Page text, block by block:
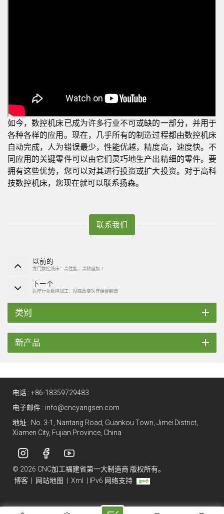
如今，数控机床已成为许多行业不可或缺的一部分，并用于
各种各样的应用。现在，几乎所有的制造过程都由数控机床
自动完成，人为错误最少，性能优越，精度高，速度快。不
同应用的关键零件可以由它们灵巧地生产出精细的零件。要
拥有这些优势，您可以对其进行投资或扩大投资。对于高科
技数控机床，您现在就可以联系扬森。
联系我们
以前的
龙门数控铣床：高性能、高精度加工
下一个
医疗行业数控加工：彻底改变医疗保健制造
类别
新产品
电话 : +86-18359729483
电子邮件 : info@cncyangsen.com
地址 : No. 3-1, Nantang Road, Guankou Town, Jimei District,
Xiamen City, Fujian Province, China
© 2026 CNC加工福建省第一大制造商 版权所有。
博客
网站地图 Xml IPv6 网络支持